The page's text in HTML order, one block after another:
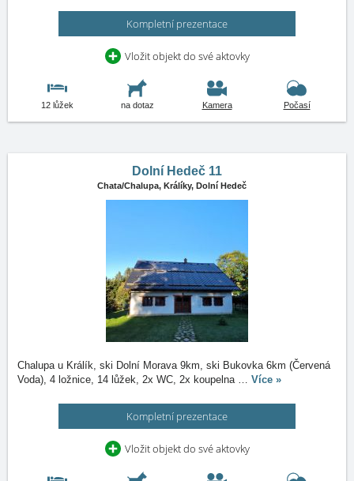
Kompletní prezentace
Vložit objekt do své aktovky
12 lůžek na dotaz Kamera Počasí
Dolní Hedeč 11
Chata/Chalupa, Králíky, Dolní Hedeč
Chalupa u Králík, ski Dolní Morava 9km, ski Bukovka 6km (Červená
Voda), 4 ložnice, 14 lůžek, 2x WC, 2x koupelna … Více »
Kompletní prezentace
Vložit objekt do své aktovky